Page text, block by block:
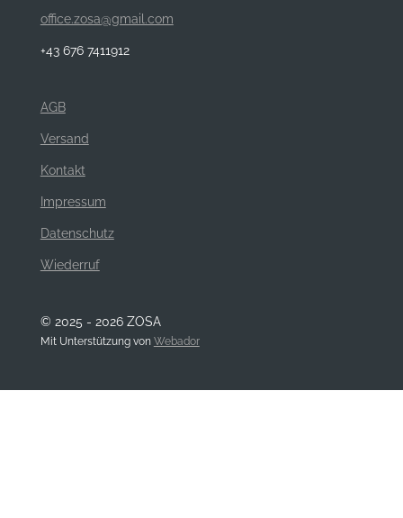
office.zosa@gmail.com
+43 676 7411912
AGB
Versand
Kontakt
Impressum
Datenschutz
Wiederruf
© 2025 - 2026 ZOSA
Mit Unterstützung von Webador